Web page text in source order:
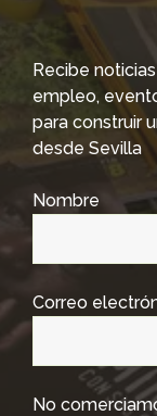
Recibe
empleo,
para construir
desde Sevilla
Nombre
Correo
No